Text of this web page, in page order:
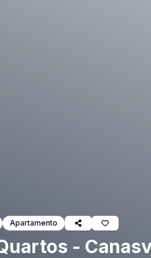
Apartamento
-